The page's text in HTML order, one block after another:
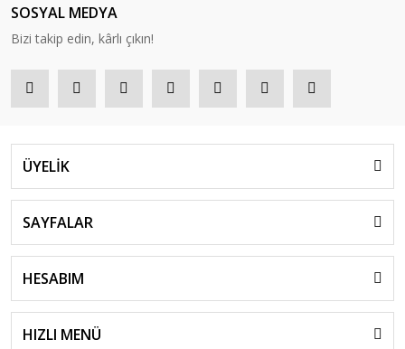
SOSYAL MEDYA
Bizi takip edin, kârlı çıkın!
ÜYELİK
SAYFALAR
HESABIM
HIZLI MENÜ